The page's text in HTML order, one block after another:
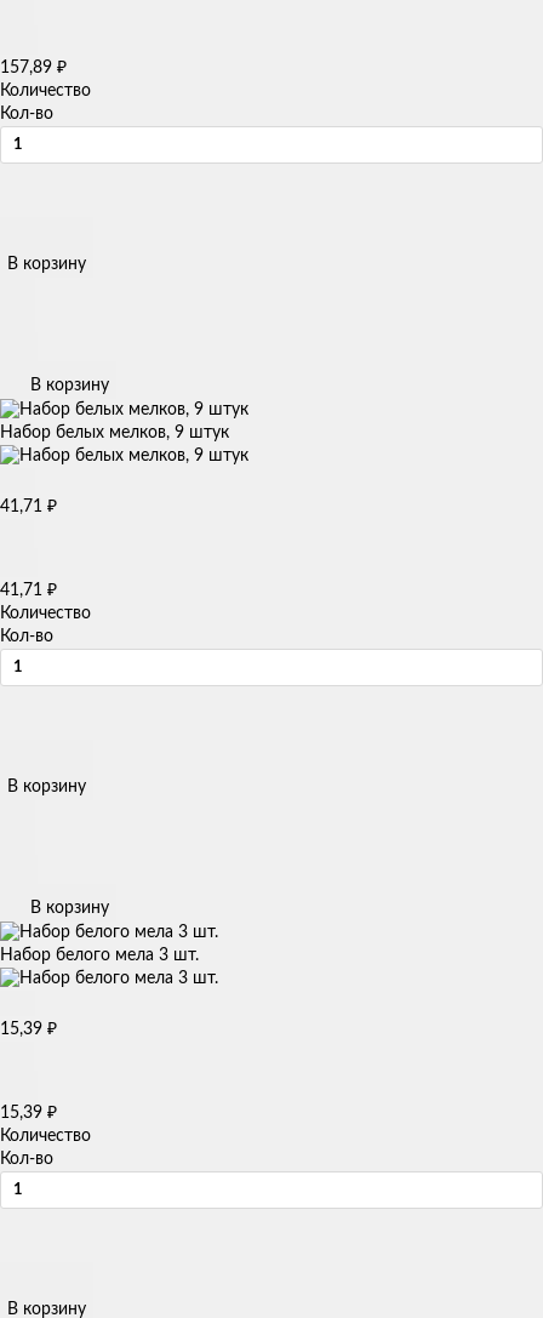
157,89 ₽
Количество
Кол-во
В корзину
В корзину
Набор белых мелков, 9 штук
41,71 ₽
41,71 ₽
Количество
Кол-во
В корзину
В корзину
Набор белого мела 3 шт.
15,39 ₽
15,39 ₽
Количество
Кол-во
В корзину